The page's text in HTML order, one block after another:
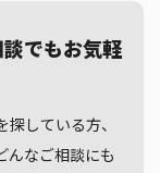
でもお気軽
している方、
んなご相談にも